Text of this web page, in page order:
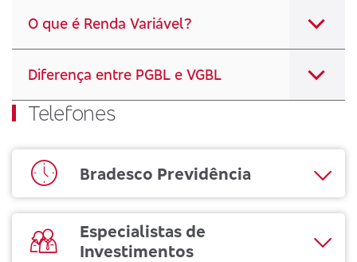
O que é Renda Variável?
Diferença entre PGBL e VGBL
Telefones
Bradesco Previdência
Especialistas de
Investimentos